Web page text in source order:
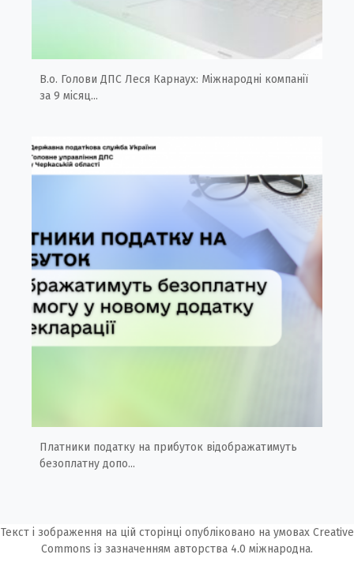
В.о. Голови ДПС Леся Карнаух: Міжнародні компанії
за 9 місяц...
Платники податку на прибуток відображатимуть
безоплатну допо...
Текст і зображення на цій сторінці опубліковано на умовах Creative
Commons із зазначенням авторства 4.0 міжнародна.